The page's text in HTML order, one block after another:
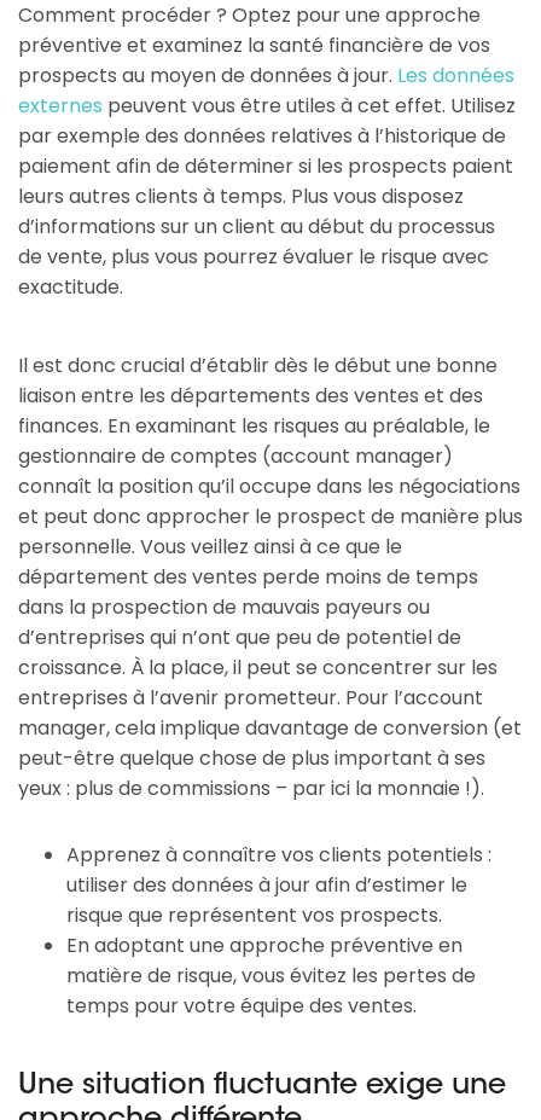
Comment procéder ? Optez pour une approche
préventive et examinez la santé financière de vos
prospects au moyen de données à jour. Les données
externes peuvent vous être utiles à cet effet. Utilisez
par exemple des données relatives à l’historique de
paiement afin de déterminer si les prospects paient
leurs autres clients à temps. Plus vous disposez
d’informations sur un client au début du processus
de vente, plus vous pourrez évaluer le risque avec
exactitude.
Il est donc crucial d’établir dès le début une bonne
liaison entre les départements des ventes et des
finances. En examinant les risques au préalable, le
gestionnaire de comptes (account manager)
connaît la position qu’il occupe dans les négociations
et peut donc approcher le prospect de manière plus
personnelle. Vous veillez ainsi à ce que le
département des ventes perde moins de temps
dans la prospection de mauvais payeurs ou
d’entreprises qui n’ont que peu de potentiel de
croissance. À la place, il peut se concentrer sur les
entreprises à l’avenir prometteur. Pour l’account
manager, cela implique davantage de conversion (et
peut-être quelque chose de plus important à ses
yeux : plus de commissions – par ici la monnaie !).
Apprenez à connaître vos clients potentiels :
utiliser des données à jour afin d’estimer le
risque que représentent vos prospects.
En adoptant une approche préventive en
matière de risque, vous évitez les pertes de
temps pour votre équipe des ventes.
Une situation fluctuante exige une